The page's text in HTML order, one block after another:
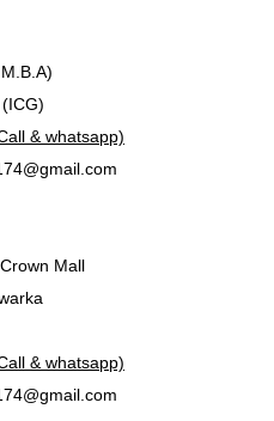
& whatsapp)
Mall
& whatsapp)